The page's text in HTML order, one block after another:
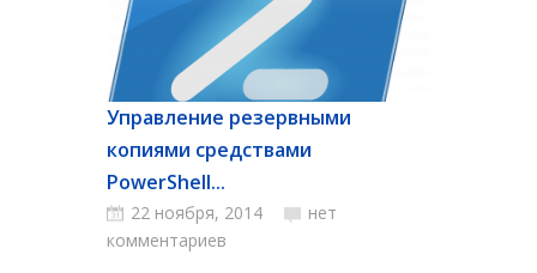
Управление резервными
копиями средствами
PowerShell...
22 ноября, 2014
нет
комментариев